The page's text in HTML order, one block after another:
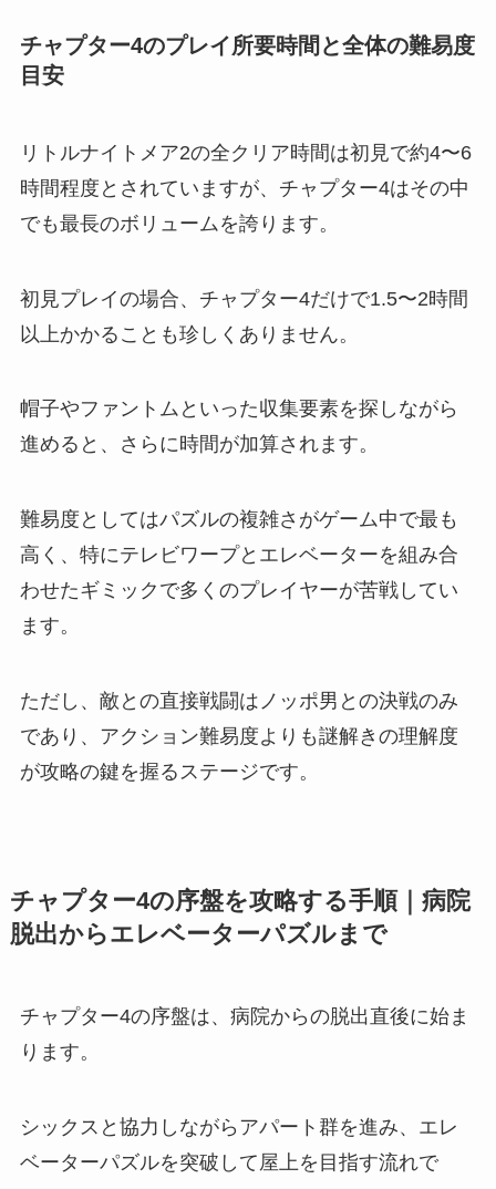
チャプター4のプレイ所要時間と全体の難易度
目安
リトルナイトメア2の全クリア時間は初見で約4〜6
時間程度とされていますが、チャプター4はその中
でも最長のボリュームを誇ります。
初見プレイの場合、チャプター4だけで1.5〜2時間
以上かかることも珍しくありません。
帽子やファントムといった収集要素を探しながら
進めると、さらに時間が加算されます。
難易度としてはパズルの複雑さがゲーム中で最も
高く、特にテレビワープとエレベーターを組み合
わせたギミックで多くのプレイヤーが苦戦してい
ます。
ただし、敵との直接戦闘はノッポ男との決戦のみ
であり、アクション難易度よりも謎解きの理解度
が攻略の鍵を握るステージです。
チャプター4の序盤を攻略する手順｜病院
脱出からエレベーターパズルまで
チャプター4の序盤は、病院からの脱出直後に始ま
ります。
シックスと協力しながらアパート群を進み、エレ
ベーターパズルを突破して屋上を目指す流れで